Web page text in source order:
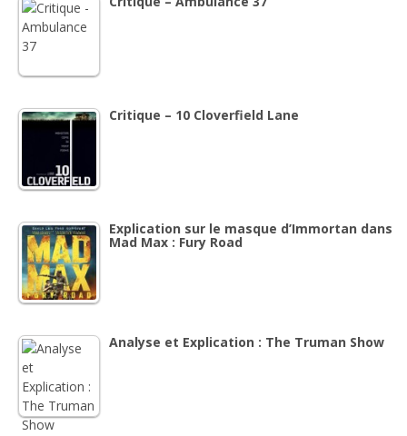
Critique – 10 Cloverfield Lane
Explication sur le masque d’Immortan dans
Mad Max : Fury Road
Analyse et Explication : The Truman Show